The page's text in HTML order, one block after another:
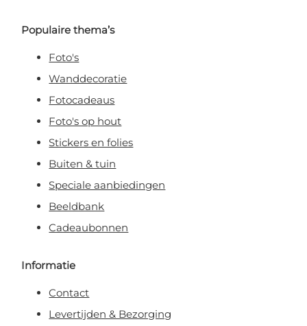
Populaire thema’s
Foto's
Wanddecoratie
Fotocadeaus
Foto's op hout
Stickers en folies
Buiten & tuin
Speciale aanbiedingen
Beeldbank
Cadeaubonnen
Informatie
Contact
Levertijden & Bezorging